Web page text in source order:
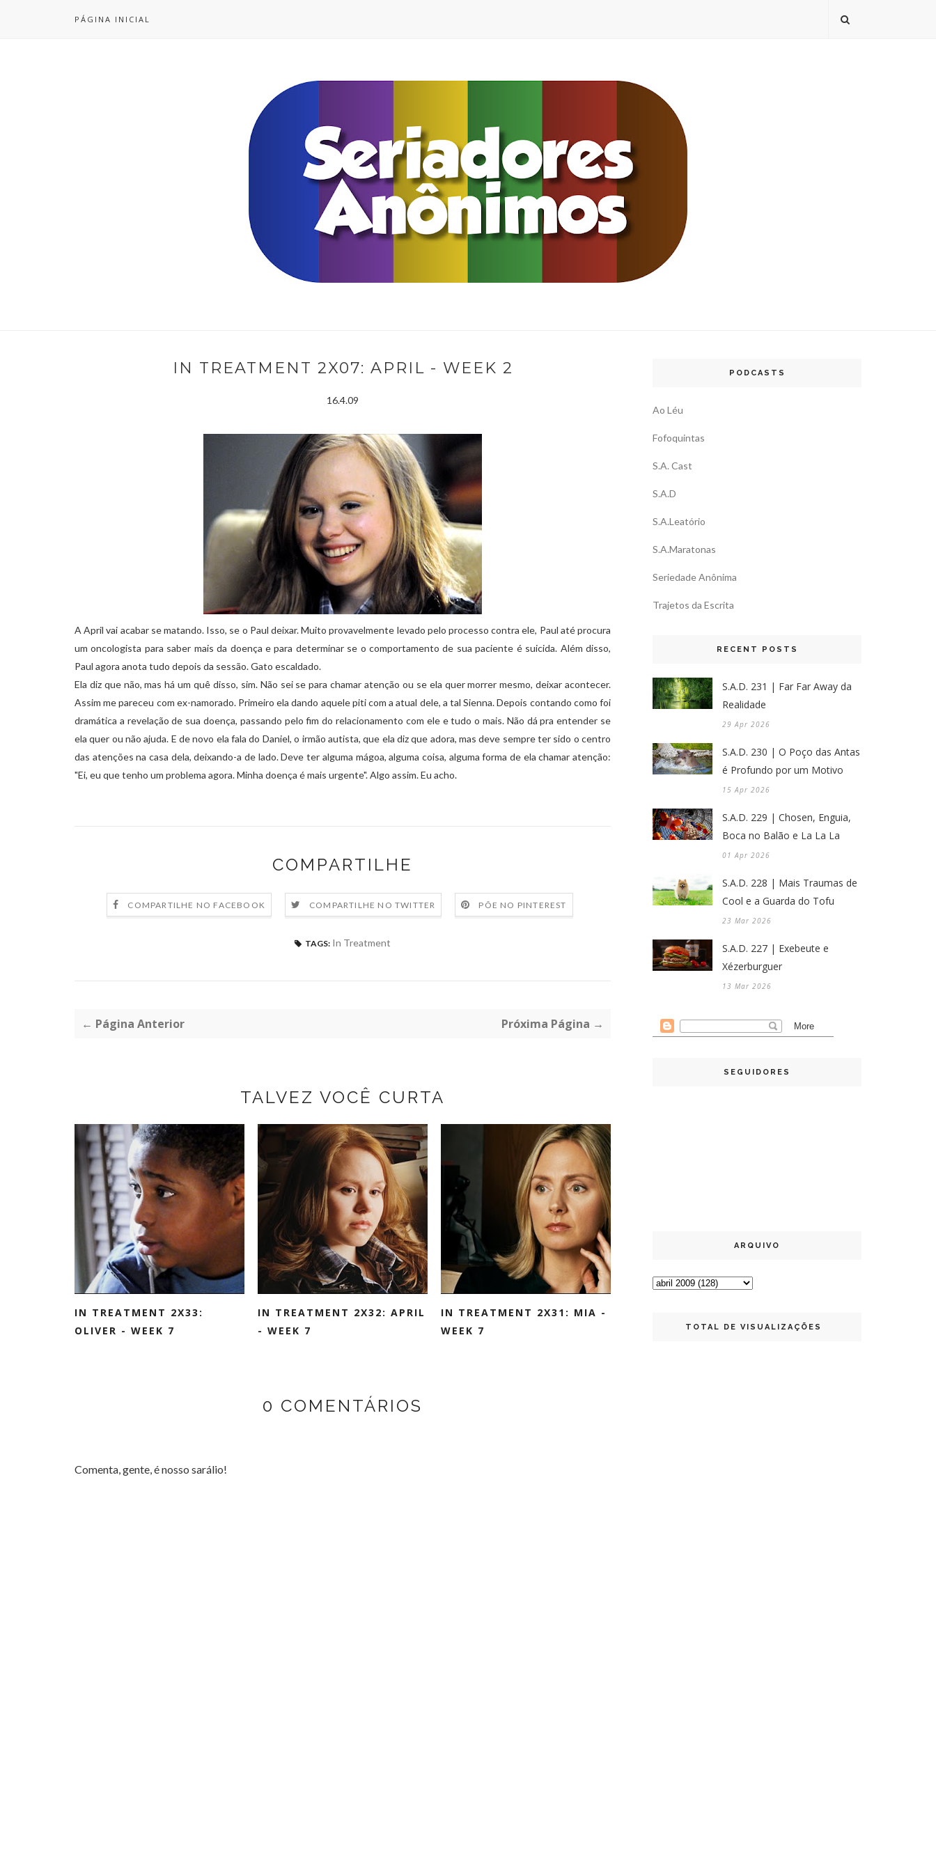
PÁGINA INICIAL
IN TREATMENT 2X07: APRIL - WEEK 2
16.4.09
A April vai acabar se matando. Isso, se o Paul deixar. Muito provavelmente levado pelo processo contra ele, Paul até procura
um oncologista para saber mais da doença e para determinar se o comportamento de sua paciente é suicida. Além disso,
Paul agora anota tudo depois da sessão. Gato escaldado.
Ela diz que não, mas há um quê disso, sim. Não sei se para chamar atenção ou se ela quer morrer mesmo, deixar acontecer.
Assim me pareceu com ex-namorado. Primeiro ela dando aquele piti com a atual dele, a tal Sienna. Depois contando como foi
dramática a revelação de sua doença, passando pelo fim do relacionamento com ele e tudo o mais. Não dá pra entender se
ela quer ou não ajuda. E de novo ela fala do Daniel, o irmão autista, que ela diz que adora, mas deve sempre ter sido o centro
das atenções na casa dela, deixando-a de lado. Deve ter alguma mágoa, alguma coisa, alguma forma de ela chamar atenção:
"Ei, eu que tenho um problema agora. Minha doença é mais urgente". Algo assim. Eu acho.
COMPARTILHE
COMPARTILHE NO FACEBOOK COMPARTILHE NO TWITTER PÕE NO PINTEREST
TAGS: In Treatment
← Página Anterior Próxima Página →
TALVEZ VOCÊ CURTA
IN TREATMENT 2X33:
OLIVER - WEEK 7
IN TREATMENT 2X32: APRIL
- WEEK 7
IN TREATMENT 2X31: MIA -
WEEK 7
0 COMENTÁRIOS
Comenta, gente, é nosso sarálio!
PODCASTS
Ao Léu
Fofoquintas
S.A. Cast
S.A.D
S.A.Leatório
S.A.Maratonas
Seriedade Anônima
Trajetos da Escrita
RECENT POSTS
S.A.D. 231 | Far Far Away da
Realidade
29 Apr 2026
S.A.D. 230 | O Poço das Antas
é Profundo por um Motivo
15 Apr 2026
S.A.D. 229 | Chosen, Enguia,
Boca no Balão e La La La
01 Apr 2026
S.A.D. 228 | Mais Traumas de
Cool e a Guarda do Tofu
23 Mar 2026
S.A.D. 227 | Exebeute e
Xézerburguer
13 Mar 2026
SEGUIDORES
ARQUIVO
TOTAL DE VISUALIZAÇÕES